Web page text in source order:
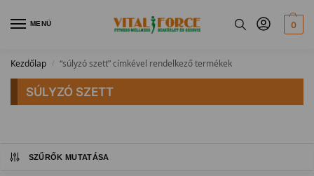
MENÜ 0
Kezdőlap / “súlyzó szett” címkével rendelkező termékek
SÚLYZÓ SZETT
SZŰRŐK MUTATÁSA